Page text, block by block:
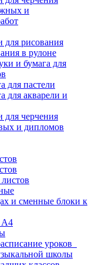
и
рисования
в рулоне
и бумага для
для пастели
для акварели и
черчения
и дипломов
и сменные блоки к
А4
уроков
школы